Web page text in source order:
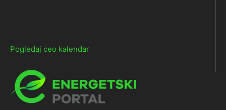
Pogledaj ceo kalendar